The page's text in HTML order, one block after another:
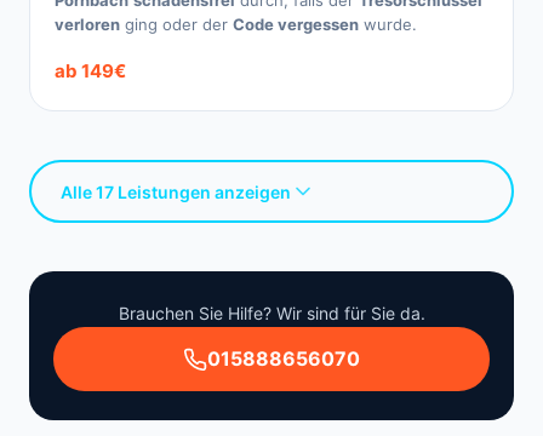
verloren ging oder der Code vergessen wurde.
ab 149€
Alle 17 Leistungen anzeigen
Brauchen Sie Hilfe? Wir sind für Sie da.
015888656070